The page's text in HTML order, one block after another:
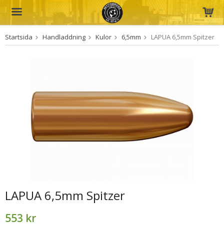
Produkten har blivit tillagd i varukorgen
Startsida Handladdning Kulor 6,5mm LAPUA 6,5mm Spitzer
LAPUA 6,5mm Spitzer
553 kr